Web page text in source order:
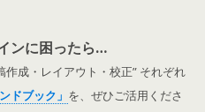
ンに困ったら…
成・レイアウト・校正” それぞれ
ドブック」 を、ぜひご活用くださ